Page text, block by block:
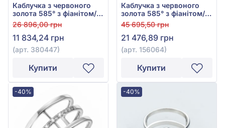
Каблучка з червоного
золота 585° з фіанітом/
куб.цирконієм, арт.
380447
26 896,00 грн
11 834,24 грн
(арт. 380447)
Купити
Каблучка з червоного
золота 585° з фіанітом/
куб.цирконієм, арт.
156064
45 695,50 грн
21 476,89 грн
(арт. 156064)
Купити
-40% -40%